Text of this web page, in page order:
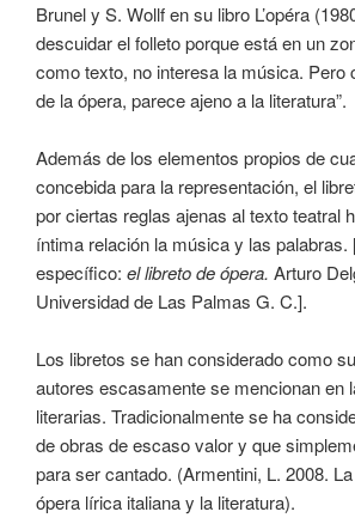
Brunel y S. Wollf en su libro L’opéra
descuidar el folleto porque está en un
como texto, no interesa la música. Pero
de la ópera, parece ajeno a la literatura”.
Además de los elementos propios de
concebida para la representación, el
por ciertas reglas ajenas al texto teatral
íntima relación la música y las palabras.
específico: el libreto de ópera. Arturo
Universidad de Las Palmas G. C.].
Los libretos se han considerado como
autores escasamente se mencionan en
literarias. Tradicionalmente se ha
de obras de escaso valor y que
para ser cantado. (Armentini, L. 2008.
ópera lírica italiana y la literatura).